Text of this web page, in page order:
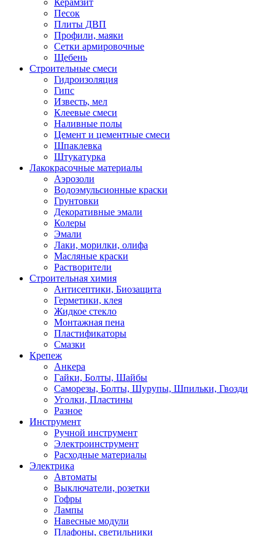
Керамзит
Песок
Плиты ДВП
Профили, маяки
Сетки армировочные
Щебень
Строительные смеси
Гидроизоляция
Гипс
Известь, мел
Клеевые смеси
Наливные полы
Цемент и цементные смеси
Шпаклевка
Штукатурка
Лакокрасочные материалы
Аэрозоли
Водоэмульсионные краски
Грунтовки
Декоративные эмали
Колеры
Эмали
Лаки, морилки, олифа
Масляные краски
Растворители
Строительная химия
Антисептики, Биозащита
Герметики, клея
Жидкое стекло
Монтажная пена
Пластификаторы
Смазки
Крепеж
Анкера
Гайки, Болты, Шайбы
Саморезы, Болты, Шурупы, Шпильки, Гвозди
Уголки, Пластины
Разное
Инструмент
Ручной инструмент
Электроинструмент
Расходные материалы
Электрика
Автоматы
Выключатели, розетки
Гофры
Лампы
Навесные модули
Плафоны, светильники